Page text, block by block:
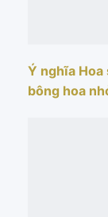
Ý nghĩa Hoa
bông hoa